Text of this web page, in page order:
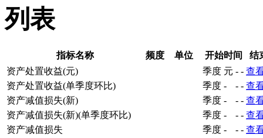
列表
指标名称 频度 单位 开始时间
结
资产处置收益(元)
季度 元 - - 查
资产处置收益(单季度环比)
季度 - - - 查
资产减值损失(新)
季度 - - - 查
资产减值损失(新)(单季度环比)
季度 - - - 查
资产减值损失
季度 - - - 查